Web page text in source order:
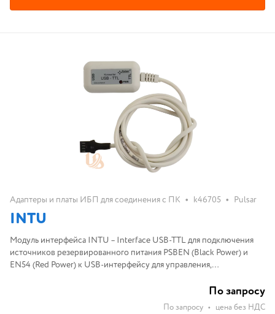
Адаптеры и платы ИБП для соединения с ПК • k46705 • Pulsar
INTU
Модуль интерфейса INTU – Interface USB-TTL для подключения
источников резервированного питания PSBEN (Black Power) и
EN54 (Red Power) к USB-интерфейсу для управления,
По запросу
По запросу • цена без НДС